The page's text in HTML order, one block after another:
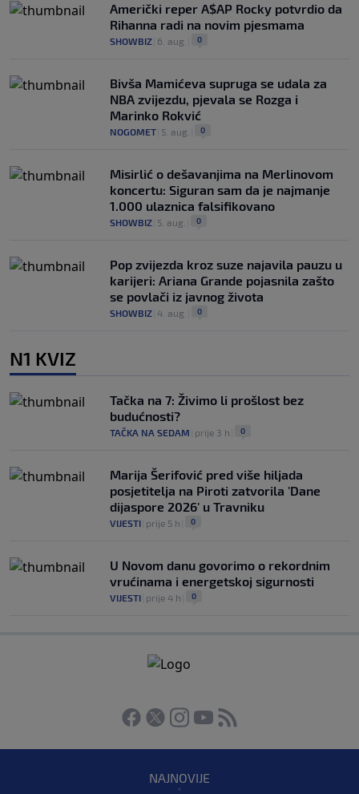
Američki reper A$AP Rocky potvrdio da
Rihanna radi na novim pjesmama
SHOWBIZ 6. aug. 0
Bivša Mamićeva supruga se udala za
NBA zvijezdu, pjevala se Rozga i
Marinko Rokvić
NOGOMET 5. aug. 0
Misirlić o dešavanjima na Merlinovom
koncertu: Siguran sam da je najmanje
1.000 ulaznica falsifikovano
SHOWBIZ 5. aug. 0
Pop zvijezda kroz suze najavila pauzu u
karijeri: Ariana Grande pojasnila zašto
se povlači iz javnog života
SHOWBIZ 4. aug. 0
N1 KVIZ
Tačka na 7: Živimo li prošlost bez
budućnosti?
TAČKA NA SEDAM prije 3 h 0
Marija Šerifović pred više hiljada
posjetitelja na Piroti zatvorila 'Dane
dijaspore 2026' u Travniku
VIJESTI prije 5 h 0
U Novom danu govorimo o rekordnim
vrućinama i energetskoj sigurnosti
VIJESTI prije 4 h 0
NAJNOVIJE